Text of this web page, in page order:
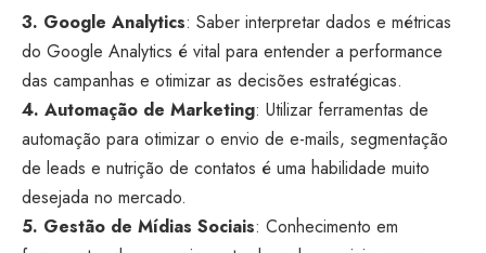
3. Google Analytics: Saber interpretar dados e métricas
do Google Analytics é vital para entender a performance
das campanhas e otimizar as decisões estratégicas.
4. Automação de Marketing: Utilizar ferramentas de
automação para otimizar o envio de e-mails, segmentação
de leads e nutrição de contatos é uma habilidade muito
desejada no mercado.
5. Gestão de Mídias Sociais: Conhecimento em